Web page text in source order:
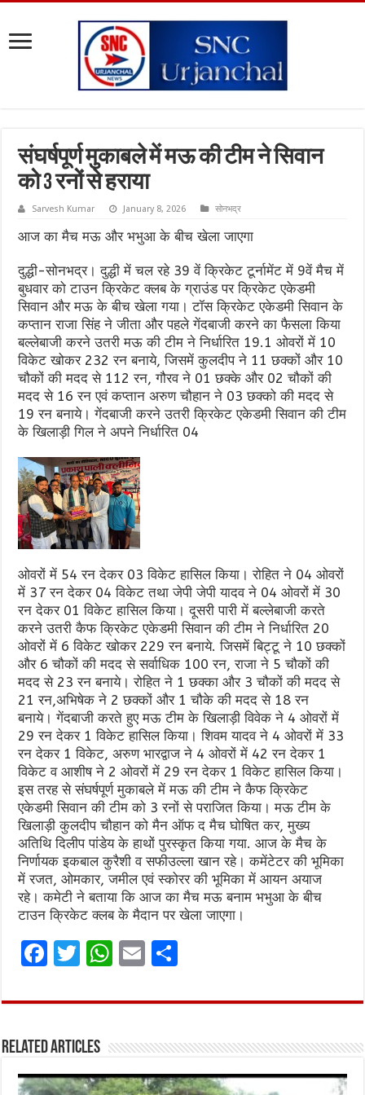
संघर्षपूर्ण मुकाबले में मऊ की टीम ने सिवान
को 3 रनों से हराया
Sarvesh Kumar January 8, 2026 सोनभद्र
आज का मैच मऊ और भभुआ के बीच खेला जाएगा
दुद्धी-सोनभद्र। दुद्धी में चल रहे 39 वें क्रिकेट टूर्नामेंट में 9वें मैच में
बुधवार को टाउन क्रिकेट क्लब के ग्राउंड पर क्रिकेट एकेडमी
सिवान और मऊ के बीच खेला गया। टॉस क्रिकेट एकेडमी सिवान के
कप्तान राजा सिंह ने जीता और पहले गेंदबाजी करने का फैसला किया
बल्लेबाजी करने उतरी मऊ की टीम ने निर्धारित 19.1 ओवरों में 10
विकेट खोकर 232 रन बनाये, जिसमें कुलदीप ने 11 छक्कों और 10
चौकों की मदद से 112 रन, गौरव ने 01 छक्के और 02 चौकों की
मदद से 16 रन एवं कप्तान अरुण चौहान ने 03 छक्को की मदद से
19 रन बनाये। गेंदबाजी करने उतरी क्रिकेट एकेडमी सिवान की टीम
के खिलाड़ी गिल ने अपने निर्धारित 04
ओवरों में 54 रन देकर 03 विकेट हासिल किया। रोहित ने 04 ओवरों
में 37 रन देकर 04 विकेट तथा जेपी जेपी यादव ने 04 ओवरों में 30
रन देकर 01 विकेट हासिल किया। दूसरी पारी में बल्लेबाजी करते
करने उतरी कैफ क्रिकेट एकेडमी सिवान की टीम ने निर्धारित 20
ओवरों में 6 विकेट खोकर 229 रन बनाये. जिसमें बिट्टू ने 10 छक्कों
और 6 चौकों की मदद से सर्वाधिक 100 रन, राजा ने 5 चौकों की
मदद से 23 रन बनाये। रोहित ने 1 छक्का और 3 चौकों की मदद से
21 रन,अभिषेक ने 2 छक्कों और 1 चौके की मदद से 18 रन
बनाये। गेंदबाजी करते हुए मऊ टीम के खिलाड़ी विवेक ने 4 ओवरों में
29 रन देकर 1 विकेट हासिल किया। शिवम यादव ने 4 ओवरों में 33
रन देकर 1 विकेट, अरुण भारद्वाज ने 4 ओवरों में 42 रन देकर 1
विकेट व आशीष ने 2 ओवरों में 29 रन देकर 1 विकेट हासिल किया।
इस तरह से संघर्षपूर्ण मुकाबले में मऊ की टीम ने कैफ क्रिकेट
एकेडमी सिवान की टीम को 3 रनों से पराजित किया। मऊ टीम के
खिलाड़ी कुलदीप चौहान को मैन ऑफ द मैच घोषित कर, मुख्य
अतिथि दिलीप पांडेय के हाथों पुरस्कृत किया गया. आज के मैच के
निर्णायक इकबाल कुरैशी व सफीउल्ला खान रहे। कमेंटेटर की भूमिका
में रजत, ओमकार, जमील एवं स्कोरर की भूमिका में आयन अयाज
रहे। कमेटी ने बताया कि आज का मैच मऊ बनाम भभुआ के बीच
टाउन क्रिकेट क्लब के मैदान पर खेला जाएगा‌।
F
ce
o
o
T
it
r
W
at
A
p
E
ai ar
Related Articles